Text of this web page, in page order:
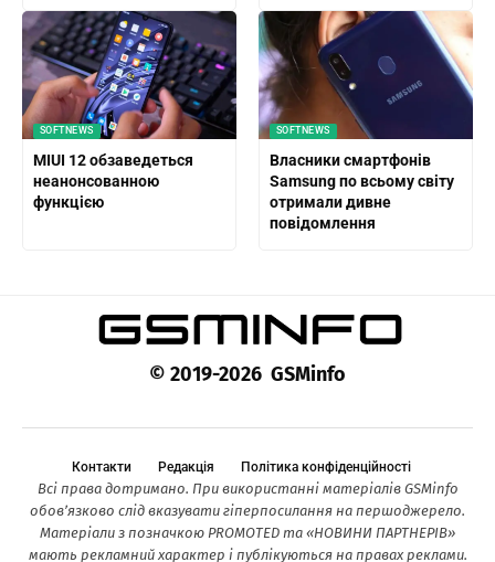
SOFTNEWS
MIUI 12 обзаведеться
неанонсованною
функцією
SOFTNEWS
Власники смартфонів
Samsung по всьому світу
отримали дивне
повідомлення
© 2019-2026 GSMinfo
Контакти Редакція Політика конфіденційності
Всі права дотримано. При використанні матеріалів GSMinfo
обов’язково слід вказувати гіперпосилання на першоджерело.
Матеріали з позначкою PROMOTED та «НОВИНИ ПАРТНЕРІВ»
мають рекламний характер і публікуються на правах реклами.